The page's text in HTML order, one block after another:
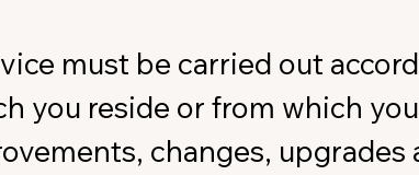
must be carried out
you reside or from which
changes,